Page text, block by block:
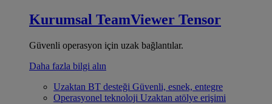
Kurumsal TeamViewer Tensor
Güvenli operasyon için uzak bağlantılar.
Daha fazla bilgi alın
Uzaktan BT desteği Güvenli, esnek, entegre
Operasyonel teknoloji Uzaktan atölye erişimi